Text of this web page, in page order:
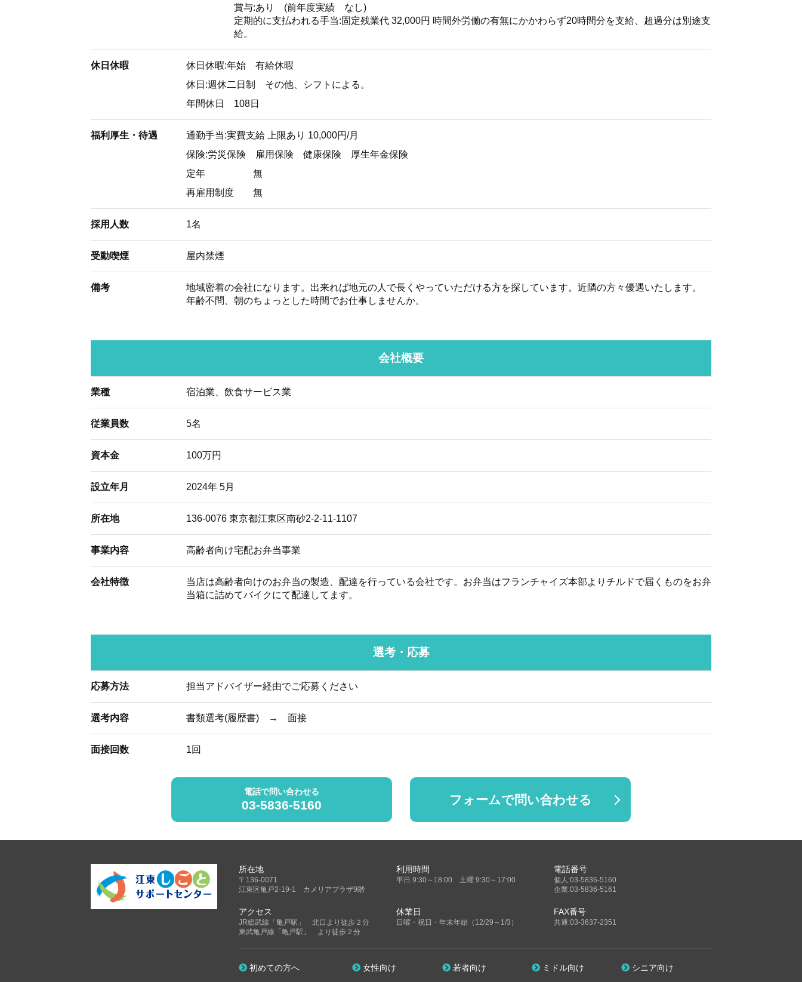
賞与:あり (前年度実績 なし)
定期的に支払われる手当:固定残業代 32,000円 時間外労働の有無にかかわらず20時間分を支給、超過分は別途支
給。
休日休暇
休日休暇:年始 有給休暇
休日:週休二日制 その他、シフトによる。
年間休日 108日
福利厚生・待遇
通勤手当:実費支給 上限あり 10,000円/月
保険:労災保険 雇用保険 健康保険 厚生年金保険
定年
無
再雇用制度
無
採用人数 1名
受動喫煙 屋内禁煙
備考
地域密着の会社になります。出来れば地元の人で長くやっていただける方を探しています。近隣の方々優遇いたします。
年齢不問、朝のちょっとした時間でお仕事しませんか。
会社概要
業種 宿泊業、飲食サービス業
従業員数 5名
資本金 100万円
設立年月 2024年 5月
所在地 136-0076 東京都江東区南砂2-2-11-1107
事業内容 高齢者向け宅配お弁当事業
会社特徴
当店は高齢者向けのお弁当の製造、配達を行っている会社です。お弁当はフランチャイズ本部よりチルドで届くものをお弁
当箱に詰めてバイクにて配達してます。
選考・応募
応募方法 担当アドバイザー経由でご応募ください
選考内容 書類選考(履歴書) → 面接
面接回数 1回
電話で問い合わせる
03-5836-5160 フォームで問い合わせる
所在地
〒136-0071
江東区亀戸2-19-1 カメリアプラザ9階
利用時間
平日 9:30～18:00 土曜 9:30～17:00
電話番号
個人:03-5836-5160
企業:03-5836-5161
アクセス
JR総武線「亀戸駅」 北口より徒歩２分
東武亀戸線「亀戸駅」 より徒歩２分
休業日
日曜・祝日・年末年始（12/29～1/3）
FAX番号
共通:03-3637-2351
初めての方へ 女性向け 若者向け ミドル向け シニア向け